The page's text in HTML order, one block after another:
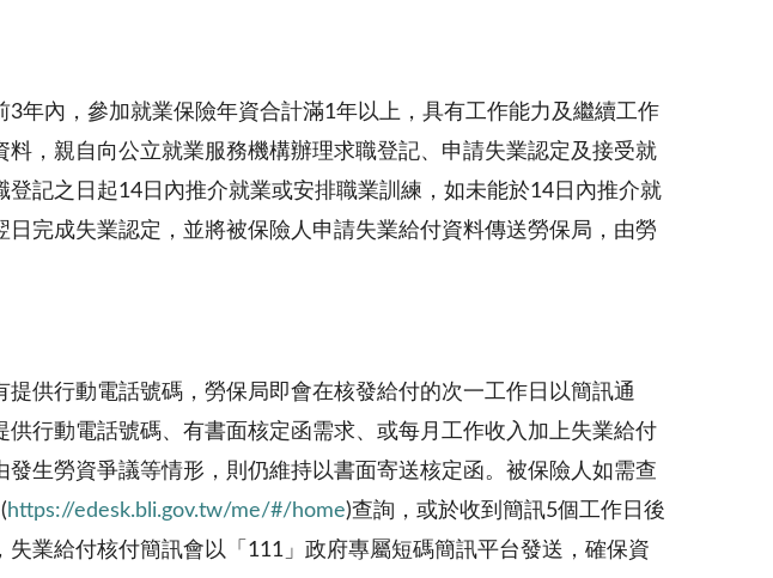
年內，參加就業保險年資合計滿1年以上，具有工作能力及繼續工作
，親自向公立就業服務機構辦理求職登記、申請失業認定及接受就
記之日起14日內推介就業或安排職業訓練，如未能於14日內推介就
完成失業認定，並將被保險人申請失業給付資料傳送勞保局，由勞
供行動電話號碼，勞保局即會在核發給付的次一工作日以簡訊通
行動電話號碼、有書面核定函需求、或每月工作收入加上失業給付
生勞資爭議等情形，則仍維持以書面寄送核定函。被保險人如需查
https://edesk.bli.gov.tw/me/#/home)查詢，或於收到簡訊5個工作日後
業給付核付簡訊會以「111」政府專屬短碼簡訊平台發送，確保資